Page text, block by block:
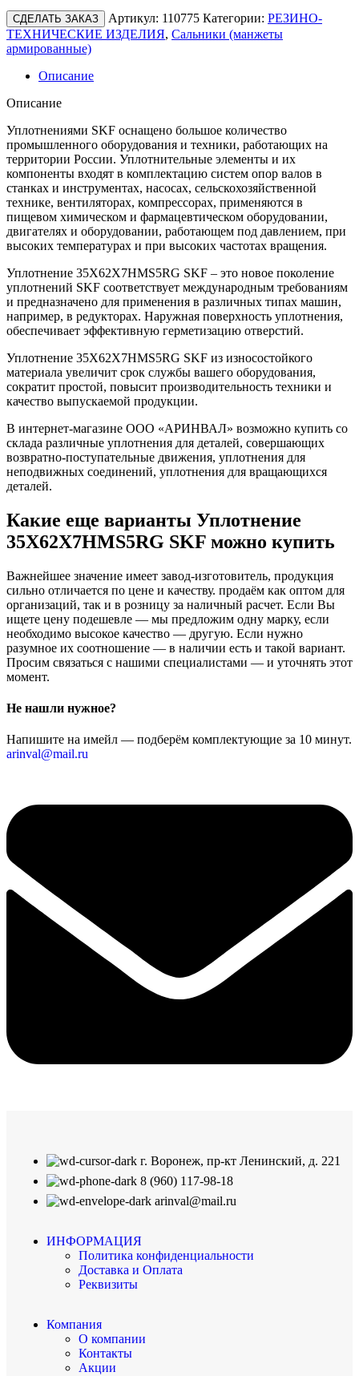
СДЕЛАТЬ ЗАКАЗ Артикул: 110775 Категории: РЕЗИНО-
ТЕХНИЧЕСКИЕ ИЗДЕЛИЯ, Сальники (манжеты
армированные)
Описание
Описание
Уплотнениями SKF оснащено большое количество
промышленного оборудования и техники, работающих на
территории России. Уплотнительные элементы и их
компоненты входят в комплектацию систем опор валов в
станках и инструментах, насосах, сельскохозяйственной
технике, вентиляторах, компрессорах, применяются в
пищевом химическом и фармацевтическом оборудовании,
двигателях и оборудовании, работающем под давлением, при
высоких температурах и при высоких частотах вращения.
Уплотнение 35X62X7HMS5RG SKF – это новое поколение
уплотнений SKF соответствует международным требованиям
и предназначено для применения в различных типах машин,
например, в редукторах. Наружная поверхность уплотнения,
обеспечивает эффективную герметизацию отверстий.
Уплотнение 35X62X7HMS5RG SKF из износостойкого
материала увеличит срок службы вашего оборудования,
сократит простой, повысит производительность техники и
качество выпускаемой продукции.
В интернет-магазине ООО «АРИНВАЛ» возможно купить со
склада различные уплотнения для деталей, совершающих
возвратно-поступательные движения, уплотнения для
неподвижных соединений, уплотнения для вращающихся
деталей.
Какие еще варианты Уплотнение
35X62X7HMS5RG SKF можно купить
Важнейшее значение имеет завод-изготовитель, продукция
сильно отличается по цене и качеству. продаём как оптом для
организаций, так и в розницу за наличный расчет. Если Вы
ищете цену подешевле — мы предложим одну марку, если
необходимо высокое качество — другую. Если нужно
разумное их соотношение — в наличии есть и такой вариант.
Просим связаться с нашими специалистами — и уточнять этот
момент.
Не нашли нужное?
Напишите на имейл — подберём комплектующие за 10 минут.
arinval@mail.ru
г. Воронеж, пр-кт Ленинский, д. 221
8 (960) 117-98-18
arinval@mail.ru
ИНФОРМАЦИЯ
Политика конфиденциальности
Доставка и Оплата
Реквизиты
Компания
О компании
Контакты
Акции